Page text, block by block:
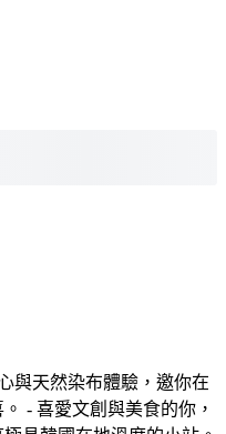
與天然染布體驗，邀你在
- 喜愛文創與美食的你，